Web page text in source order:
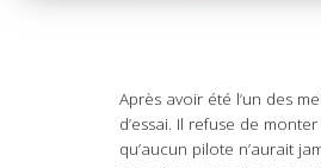
Après avoir été l’un des
d’essai. Il refuse de
qu’aucun pilote n’aurait